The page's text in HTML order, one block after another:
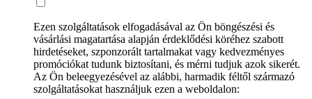
Ezen szolgáltatások elfogadásával az Ön böngészési és
vásárlási magatartása alapján érdeklődési köréhez szabott
hirdetéseket, szponzorált tartalmakat vagy kedvezményes
promóciókat tudunk biztosítani, és mérni tudjuk azok sikerét.
Az Ön beleegyezésével az alábbi, harmadik féltől származó
szolgáltatásokat használjuk ezen a weboldalon: